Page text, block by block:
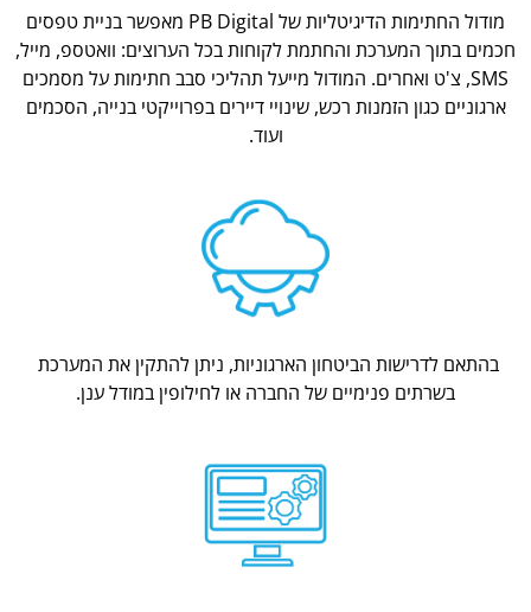
מודול החתימות הדיגיטליות של PB Digital מאפשר בניית טפסים
חכמים בתוך המערכת והחתמת לקוחות בכל הערוצים: וואטספ, מייל,
SMS, צ'ט ואחרים. המודול מייעל תהליכי סבב חתימות על מסמכים
ארגוניים כגון הזמנות רכש, שינויי דיירים בפרוייקטי בנייה, הסכמים
ועוד.
בהתאם לדרישות הביטחון הארגוניות, ניתן להתקין את המערכת
בשרתים פנימיים של החברה או לחילופין במודל ענן.